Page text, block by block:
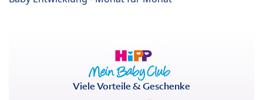
Viele Vorteile & Geschenke